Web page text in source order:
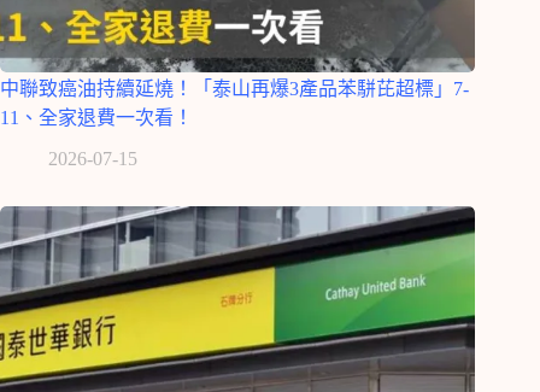
中聯致癌油持續延燒！「泰山再爆3產品苯駢芘超標」7-
11、全家退費一次看！
2026-07-15